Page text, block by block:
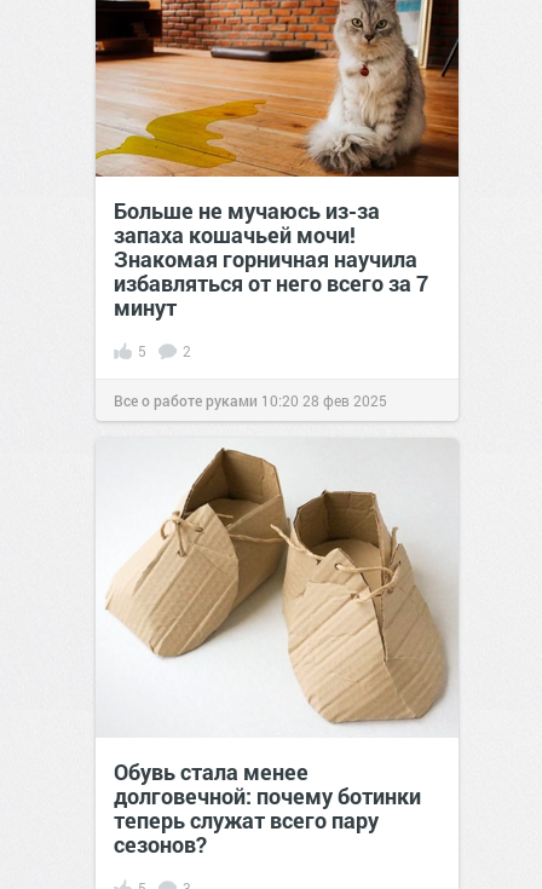
Больше не мучаюсь из-за
запаха кошачьей мочи!
Знакомая горничная научила
избавляться от него всего за 7
минут
5 2
Все о работе руками 10:20 28 фев 2025
Обувь стала менее
долговечной: почему ботинки
теперь служат всего пару
сезонов?